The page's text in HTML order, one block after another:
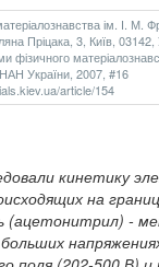
ім. І. М.
Пріцака, 3, Київ, 03142,
фізичного
України, 2007, #16
article/154
кинетику
на
(ацетонитрил) -